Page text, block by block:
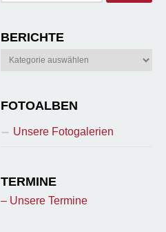
BERICHTE
Berichte
FOTOALBEN
Unsere Fotogalerien
TERMINE
– Unsere Termine